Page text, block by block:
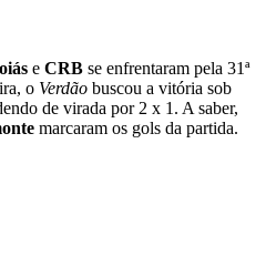
e CRB se enfrentaram pela 31ª
o Verdão buscou a vitória sob
de virada por 2 x 1. A saber,
marcaram os gols da partida.